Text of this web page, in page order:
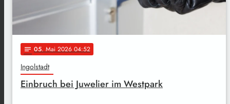
notes 05. Mai 2026 04:52
Ingolstadt
Einbruch bei Juwelier im Westpark